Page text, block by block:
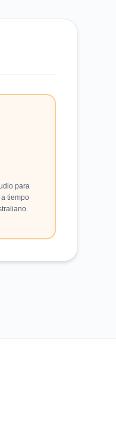
para
tiempo